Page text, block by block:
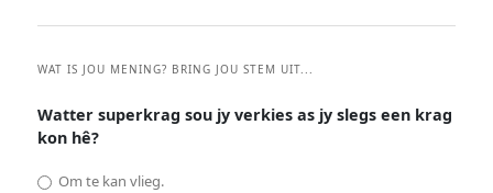
WAT IS JOU MENING? BRING JOU STEM UIT...
Watter superkrag sou jy verkies as jy slegs een krag
kon hê?
Om te kan vlieg.